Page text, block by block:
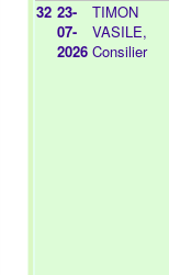
32 23-
07-
2026
TIMON
VASILE,
Consilier